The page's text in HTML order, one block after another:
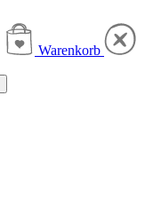
Warenkorb